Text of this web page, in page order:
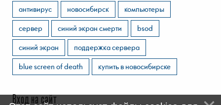
антивирус
новосибирск
компьютеры
сервер
синий экран смерти
bsod
синий экран
поддержка сервера
blue screen of death
купить в новосибирске
Вход на сайт